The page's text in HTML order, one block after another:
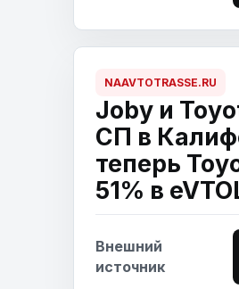
NAAVTOTRASSE.RU
Joby и
СП в
теперь
51% в
Внешний
источник